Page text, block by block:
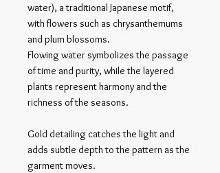
water), a traditional Japanese motif,
with flowers such as chrysanthemums
and plum blossoms.
Flowing water symbolizes the passage
of time and purity, while the layered
plants represent harmony and the
richness of the seasons.
Gold detailing catches the light and
adds subtle depth to the pattern as the
garment moves.